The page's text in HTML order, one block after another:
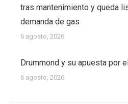
tras mantenimiento y queda
demanda de gas
6 agosto, 2026
Drummond y su apuesta por
6 agosto, 2026